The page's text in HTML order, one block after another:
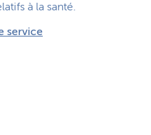
à la santé.
service